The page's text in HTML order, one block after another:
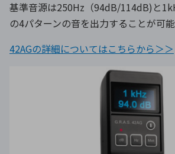
基準音源は250Hz（94dB/114dB)と
の4パターンの音を出力することが可能
42AGの詳細についてはこちらから＞＞